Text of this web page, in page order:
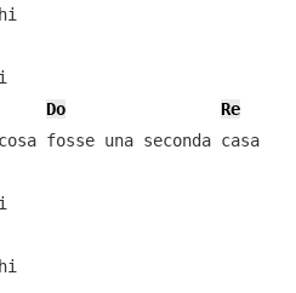
Do
Re
che per noi era non so cosa fosse una seconda casa